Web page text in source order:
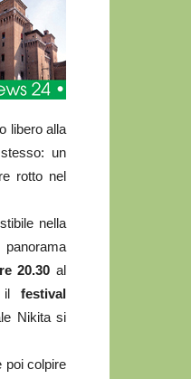
libero alla
un
rotto nel
nella
20.30 al
ilfestival
Nikita si
poi colpire